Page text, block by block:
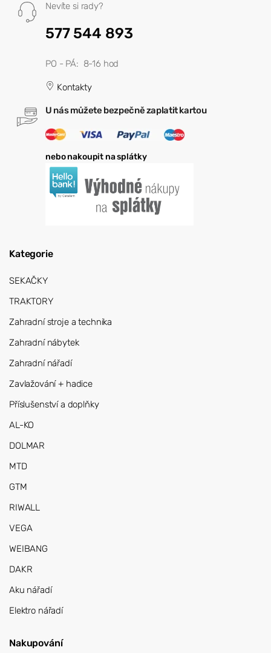
Nevíte si rady?
577 544 893
PO - PÁ: 8-16 hod
Kontakty
U nás můžete bezpečně zaplatit kartou
nebo nakoupit na splátky
Kategorie
SEKAČKY
TRAKTORY
Zahradní stroje a technika
Zahradní nábytek
Zahradní nářadí
Zavlažování + hadice
Příslušenství a doplňky
AL-KO
DOLMAR
MTD
GTM
RIWALL
VEGA
WEIBANG
DAKR
Aku nářadí
Elektro nářadí
Nakupování